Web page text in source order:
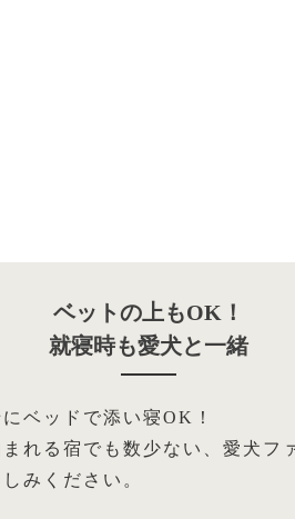
ベットの上もOK！
就寝時も愛犬と一緒
ベッドで添い寝OK！
れる宿でも数少ない、愛犬フ
みください。